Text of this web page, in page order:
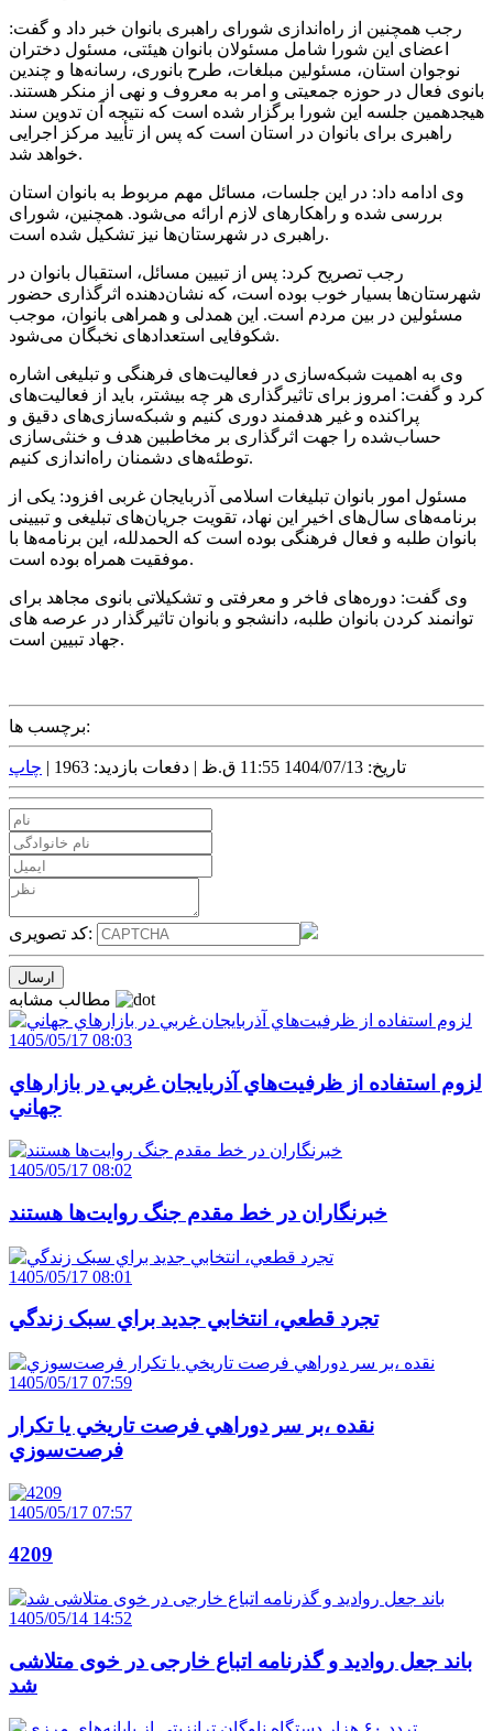
رجب همچنین از راه‌اندازی شورای راهبری بانوان خبر داد و گفت:
اعضای این شورا شامل مسئولان بانوان هیئتی، مسئول دختران
نوجوان استان، مسئولین مبلغات، طرح بانوری، رسانه‌ها و چندین
بانوی فعال در حوزه جمعیتی و امر به معروف و نهی از منکر هستند.
هیجدهمین جلسه این شورا برگزار شده است که نتیجه آن تدوین سند
راهبری برای بانوان در استان است که پس از تأیید مرکز اجرایی
خواهد شد.
وی ادامه داد: در این جلسات، مسائل مهم مربوط به بانوان استان
بررسی شده و راهکارهای لازم ارائه می‌شود. همچنین، شورای
راهبری در شهرستان‌ها نیز تشکیل شده است.
رجب تصریح کرد: پس از تبیین مسائل، استقبال بانوان در
شهرستان‌ها بسیار خوب بوده است، که نشان‌دهنده اثرگذاری حضور
مسئولین در بین مردم است. این همدلی و همراهی بانوان، موجب
شکوفایی استعدادهای نخبگان می‌شود.
وی به اهمیت شبکه‌سازی در فعالیت‌های فرهنگی و تبلیغی اشاره
کرد و گفت: امروز برای تاثیرگذاری هر چه بیشتر، باید از فعالیت‌های
پراکنده و غیر هدفمند دوری کنیم و شبکه‌سازی‌های دقیق و
حساب‌شده را جهت اثرگذاری بر مخاطبین هدف و خنثی‌سازی
توطئه‌های دشمنان راه‌اندازی کنیم.
مسئول امور بانوان تبلیغات اسلامی آذربایجان غربی افزود: یکی از
برنامه‌های سال‌های اخیر این نهاد، تقویت جریان‌های تبلیغی و تبیینی
بانوان طلبه و فعال فرهنگی بوده است که الحمدلله، این برنامه‌ها با
موفقیت همراه بوده است.
وی گفت: دوره‌های فاخر و معرفتی و تشکیلاتی بانوی مجاهد برای
توانمند کردن بانوان طلبه، دانشجو و بانوان تاثیرگذار در عرصه های
جهاد تبیین است.
برچسب ها:
تاریخ: 1404/07/13 11:55 ق.ظ | دفعات بازدید: 1963 | چاپ
کد تصویری:
1405/05/17 08:03
لزوم استفاده از ظرفيت‌هاي آذربايجان غربي در بازارهاي
جهاني
1405/05/17 08:02
خبرنگاران در خط مقدم جنگ روايت‌ها هستند
1405/05/17 08:01
تجرد قطعي، انتخابي جديد براي سبک زندگي
1405/05/17 07:59
نقده ،بر سر دوراهي فرصت تاريخي يا تکرار
فرصت‌سوزي
1405/05/17 07:57
4209
1405/05/14 14:52
باند جعل روادید و گذرنامه اتباع خارجی در خوی متلاشی
شد